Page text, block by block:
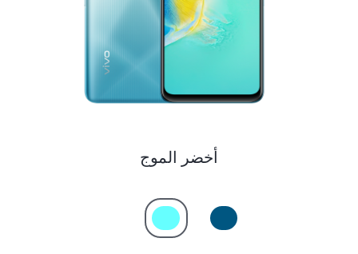
UAE(AR) | حدد البلد/المنطقة
أخضر الموج